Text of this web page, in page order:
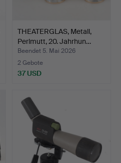
THEATERGLAS, Metall,
Perlmutt, 20. Jahrhun…
Beendet 5. Mai 2026
2 Gebote
37 USD